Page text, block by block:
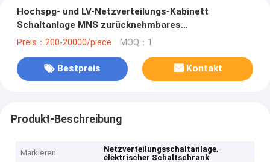
Hochspg- und LV-Netzverteilungs-Kabinett
Schaltanlage MNS zurücknehmbares
Metallbeiliegendes
Preis：200-20000/piece MOQ：1
Bestpreis Kontakt
Produkt-Beschreibung
Markieren Netzverteilungsschaltanlage,
elektrischer Schaltschrank